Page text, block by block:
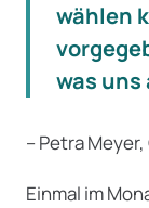
wählen
was
– Petra
Einmal im